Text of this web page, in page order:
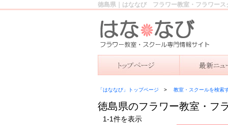
徳島県｜はななび フラワー教室・フラワース
「はななび」トップページ 教室・スクールを検索
徳島県のフラワー教室・フ
1-1件を表示